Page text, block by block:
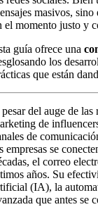
masivos, sino
el momento justo y
guía ofrece una
los
que están
del auge de las
de
de
empresas se
el correo
años. Su
(IA), la
que antes se